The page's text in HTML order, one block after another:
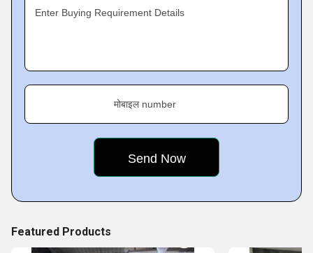
demands of our customers
Enter Buying Requirement Details
मोबाइल number
Featured Products